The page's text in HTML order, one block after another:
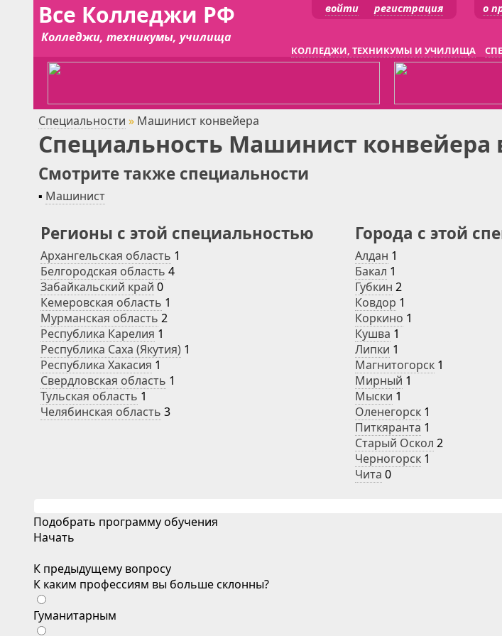
Все Колледжи РФ
Колледжи, техникумы, училища
о
войти регистрация
КОЛЛЕДЖИ, ТЕХНИКУМЫ И УЧИЛИЩА
Специальности » Машинист конвейера
Специальность Машинист конвейера
Смотрите также специальности
▪ Машинист
Регионы с этой специальностью
Архангельская область 1
Белгородская область 4
Забайкальский край 0
Кемеровская область 1
Мурманская область 2
Республика Карелия 1
Республика Саха (Якутия) 1
Республика Хакасия 1
Свердловская область 1
Тульская область 1
Челябинская область 3
Города с этой
Алдан 1
Бакал 1
Губкин 2
Ковдор 1
Коркино 1
Кушва 1
Липки 1
Магнитогорск 1
Мирный 1
Мыски 1
Оленегорск 1
Питкяранта 1
Старый Оскол 2
Черногорск 1
Чита 0
Подобрать программу обучения
Начать
К предыдущему вопросу
К каким профессиям вы больше склонны?
Гуманитарным